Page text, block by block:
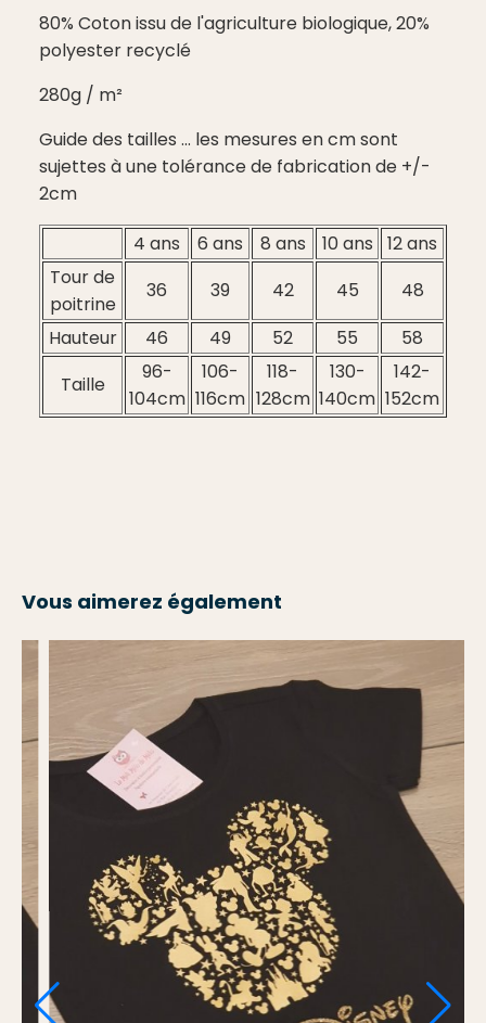
80% Coton issu de l'agriculture biologique, 20%
polyester recyclé
280g / m²
Guide des tailles ... les mesures en cm sont
sujettes à une tolérance de fabrication de +/-
2cm
4 ans
6 ans 8 ans 10 ans
12 ans
Tour de
poitrine
36 39 42 45
48
Hauteur
46 49 52 55
58
Taille
96-
104cm
106-
116cm
118-
128cm
130-
140cm
142-
152cm
Vous aimerez également